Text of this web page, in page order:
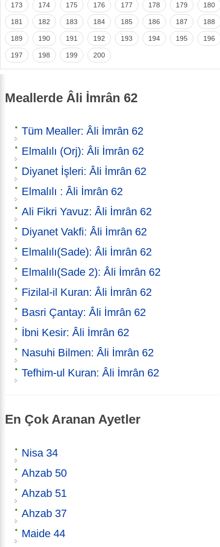
173 174 175 176 177 178 179 180
181 182 183 184 185 186 187 188
189 190 191 192 193 194 195 196
197 198 199 200
Meallerde Âli İmrân 62
Tüm Mealler: Âli İmrân 62
Elmalılı (Orj): Âli İmrân 62
Diyanet İşleri: Âli İmrân 62
Elmalılı : Âli İmrân 62
Ali Fikri Yavuz: Âli İmrân 62
Diyanet Vakfi: Âli İmrân 62
Elmalılı(Sade): Âli İmrân 62
Elmalılı(Sade 2): Âli İmrân 62
Fizilal-il Kuran: Âli İmrân 62
Basri Çantay: Âli İmrân 62
İbni Kesir: Âli İmrân 62
Nasuhi Bilmen: Âli İmrân 62
Tefhim-ul Kuran: Âli İmrân 62
En Çok Aranan Ayetler
Nisa 34
Ahzab 50
Ahzab 51
Ahzab 37
Maide 44